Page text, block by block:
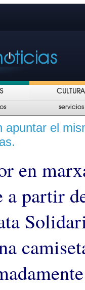
apuntar el
en
a partir